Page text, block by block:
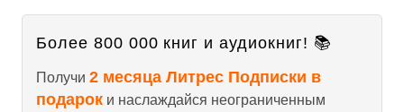
Более 800 000 книг и аудиокниг! 📚
Получи 2 месяца Литрес Подписки в
подарок и наслаждайся неограниченным